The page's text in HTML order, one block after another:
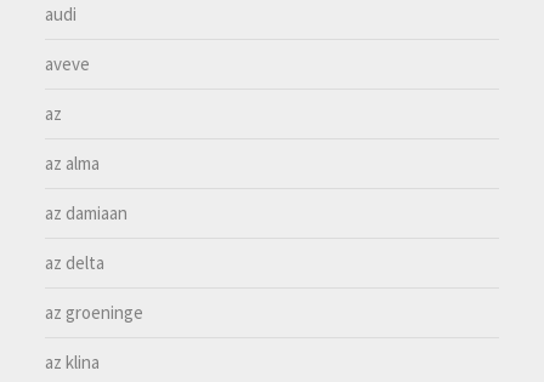
audi
aveve
az
az alma
az damiaan
az delta
az groeninge
az klina